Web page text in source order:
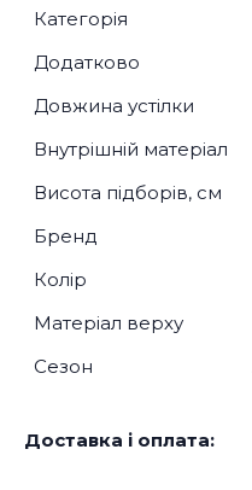
Категорія
Додатково
Довжина устілки
Внутрішній матеріал
Висота підборів, см
Бренд
Колір
Матеріал верху
Сезон
Доставка і оплата: